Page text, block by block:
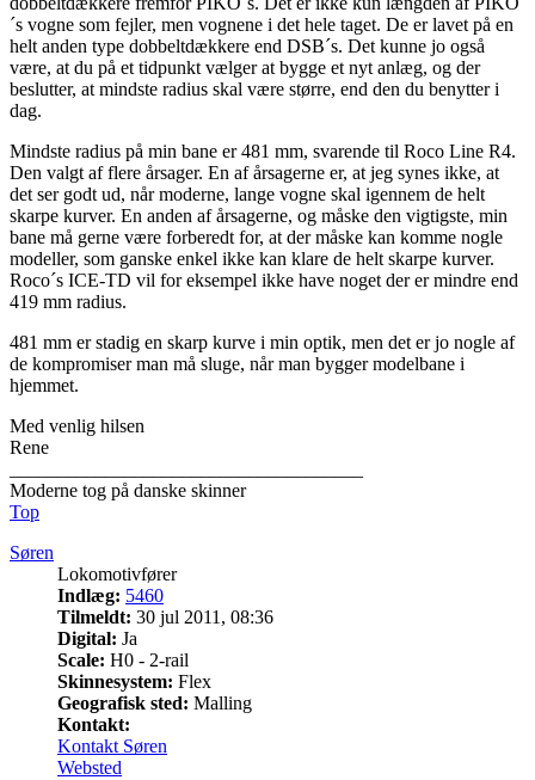
´s vogne som fejler, men vognene i det hele taget. De er lavet på en
helt anden type dobbeltdækkere end DSB´s. Det kunne jo også
være, at du på et tidpunkt vælger at bygge et nyt anlæg, og der
beslutter, at mindste radius skal være større, end den du benytter i
dag.
Mindste radius på min bane er 481 mm, svarende til Roco Line R4.
Den valgt af flere årsager. En af årsagerne er, at jeg synes ikke, at
det ser godt ud, når moderne, lange vogne skal igennem de helt
skarpe kurver. En anden af årsagerne, og måske den vigtigste, min
bane må gerne være forberedt for, at der måske kan komme nogle
modeller, som ganske enkel ikke kan klare de helt skarpe kurver.
Roco´s ICE-TD vil for eksempel ikke have noget der er mindre end
419 mm radius.
481 mm er stadig en skarp kurve i min optik, men det er jo nogle af
de kompromiser man må sluge, når man bygger modelbane i
hjemmet.
Med venlig hilsen
Rene
Moderne tog på danske skinner
Top
Søren
Lokomotivfører
Indlæg: 5460
Tilmeldt: 30 jul 2011, 08:36
Digital: Ja
Scale: H0 - 2-rail
Skinnesystem: Flex
Geografisk sted: Malling
Kontakt:
Kontakt Søren
Websted